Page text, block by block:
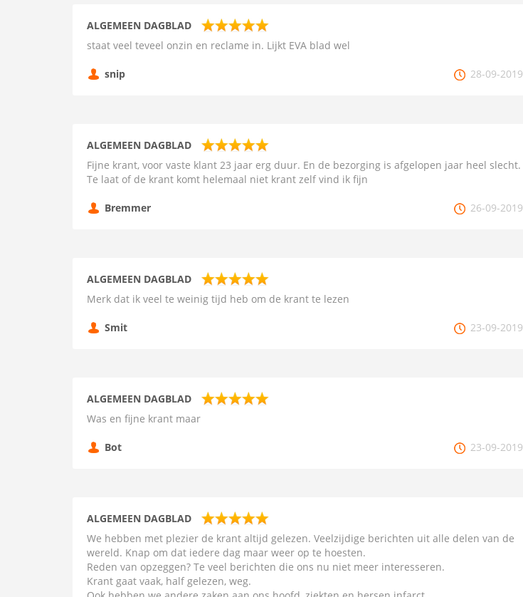
ALGEMEEN DAGBLAD
staat veel teveel onzin en reclame in. Lijkt EVA blad wel
snip 28-09-2019
ALGEMEEN DAGBLAD
Fijne krant, voor vaste klant 23 jaar erg duur. En de bezorging is afgelopen jaar heel slecht.
Te laat of de krant komt helemaal niet krant zelf vind ik fijn
Bremmer 26-09-2019
ALGEMEEN DAGBLAD
Merk dat ik veel te weinig tijd heb om de krant te lezen
Smit 23-09-2019
ALGEMEEN DAGBLAD
Was en fijne krant maar
Bot 23-09-2019
ALGEMEEN DAGBLAD
We hebben met plezier de krant altijd gelezen. Veelzijdige berichten uit alle delen van de
wereld. Knap om dat iedere dag maar weer op te hoesten.
Reden van opzeggen? Te veel berichten die ons nu niet meer interesseren.
Krant gaat vaak, half gelezen, weg.